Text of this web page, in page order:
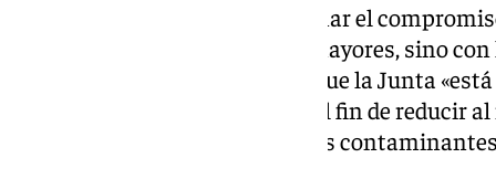
«Este certificado viene a reafirmar el
Moreno no sólo con nuestros mayores, sino
Rocío Díaz, que ha incidido en que la Junta
usuarios el mejor servicio con el fin de reducir
privado y, a su vez, las emisiones